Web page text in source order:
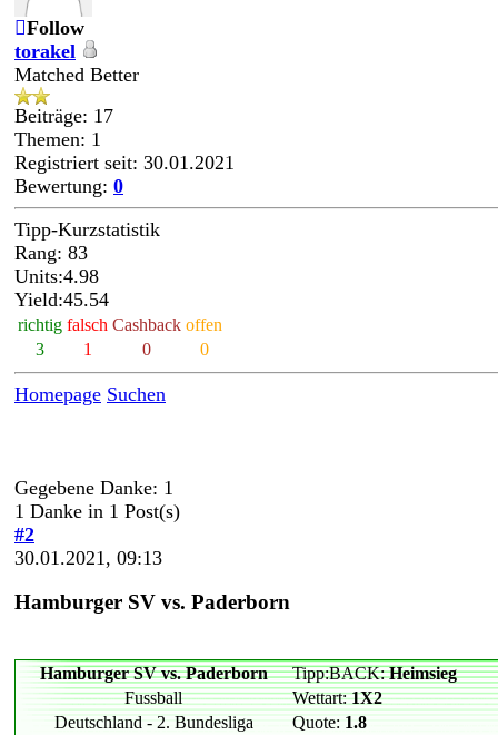
Follow
torakel
Matched Better
Beiträge: 17
Themen: 1
Registriert seit: 30.01.2021
Bewertung: 0
Tipp-Kurzstatistik
Rang: 83
Units:4.98
Yield:45.54
richtig falsch Cashback offen
3
1 0 0
Homepage Suchen
Gegebene Danke: 1
1 Danke in 1 Post(s)
#2
30.01.2021, 09:13
Hamburger SV vs. Paderborn
Hamburger SV vs. Paderborn Tipp:BACK:Heimsieg
Fussball
Wettart:1X2
Deutschland - 2. Bundesliga
Quote: 1.8